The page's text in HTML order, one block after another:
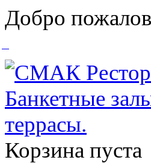
Добро
Корзина пуста